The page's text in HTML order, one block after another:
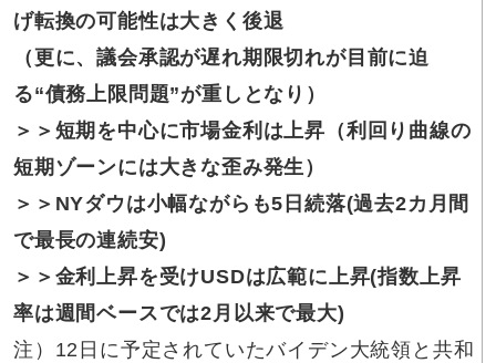
げ転換の可能性は大きく後退
（更に、議会承認が遅れ期限切れが目前に迫
る“債務上限問題”が重しとなり）
＞＞短期を中心に市場金利は上昇（利回り曲線の
短期ゾーンには大きな歪み発生）
＞＞NYダウは小幅ながらも5日続落(過去2カ月間
で最長の連続安)
＞＞金利上昇を受けUSDは広範に上昇(指数上昇
率は週間ベースでは2月以来で最大)
注）12日に予定されていたバイデン大統領と共和